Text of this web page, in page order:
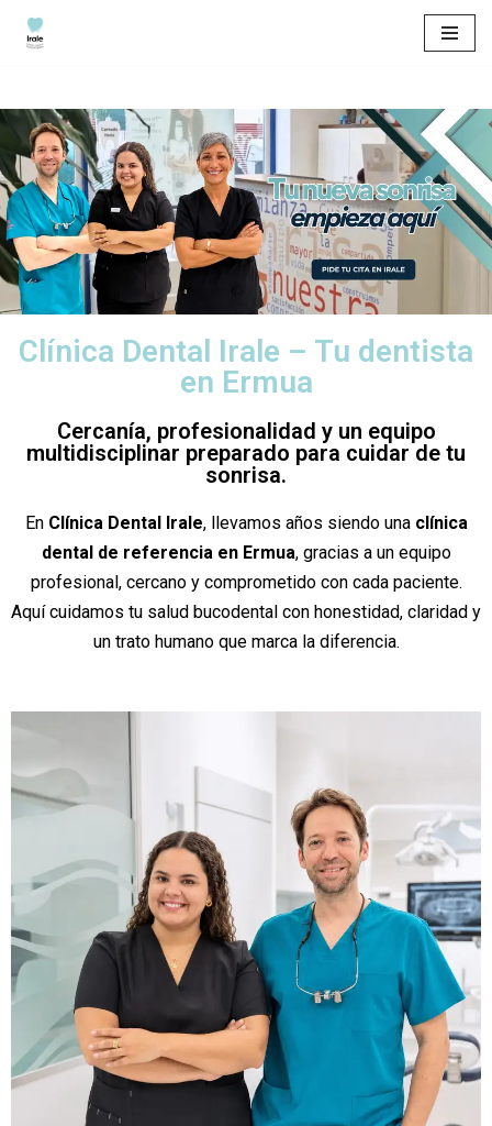
contenido
Clínica Dental Irale – Tu dentista
en Ermua
Cercanía, profesionalidad y un equipo
multidisciplinar preparado para cuidar de tu
sonrisa.
En Clínica Dental Irale, llevamos años siendo una clínica
dental de referencia en Ermua, gracias a un equipo
profesional, cercano y comprometido con cada paciente.
Aquí cuidamos tu salud bucodental con honestidad, claridad y
un trato humano que marca la diferencia.